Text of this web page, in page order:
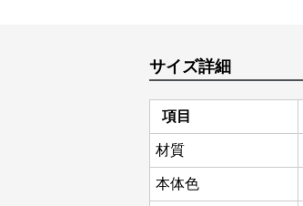
サイズ詳細
項目
材質
本体色